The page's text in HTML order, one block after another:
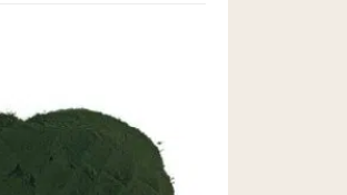
Toevoegen
aan
favorieten